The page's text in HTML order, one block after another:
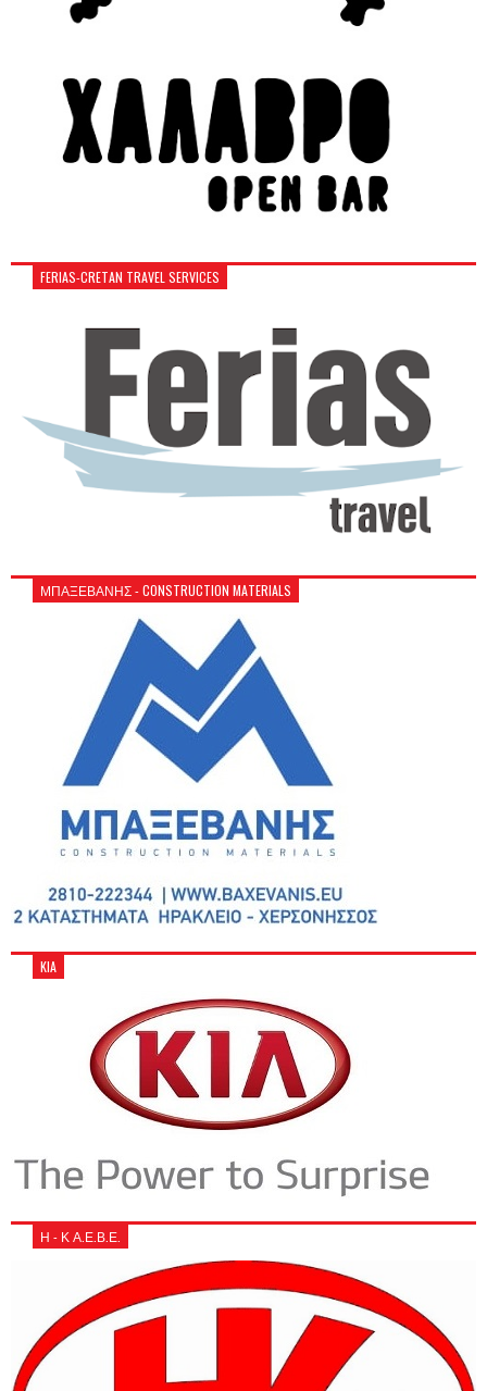
FERIAS-CRETAN TRAVEL SERVICES
ΜΠΑΞΕΒΑΝΗΣ - CONSTRUCTION MATERIALS
KIA
Η - Κ Α.Ε.Β.Ε.